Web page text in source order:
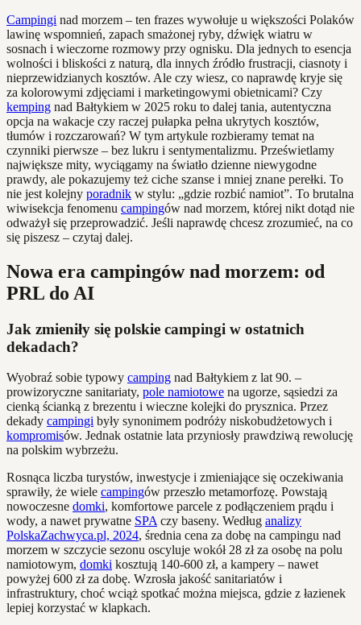
Campingi nad morzem – ten frazes wywołuje u większości Polaków
lawinę wspomnień, zapach smażonej ryby, dźwięk wiatru w
sosnach i wieczorne rozmowy przy ognisku. Dla jednych to esencja
wolności i bliskości z naturą, dla innych źródło frustracji, ciasnoty i
nieprzewidzianych kosztów. Ale czy wiesz, co naprawdę kryje się
za kolorowymi zdjęciami i marketingowymi obietnicami? Czy
kemping nad Bałtykiem w 2025 roku to dalej tania, autentyczna
opcja na wakacje czy raczej pułapka pełna ukrytych kosztów,
tłumów i rozczarowań? W tym artykule rozbieramy temat na
czynniki pierwsze – bez lukru i sentymentalizmu. Prześwietlamy
największe mity, wyciągamy na światło dzienne niewygodne
prawdy, ale pokazujemy też ciche szanse i mniej znane perełki. To
nie jest kolejny poradnik w stylu: „gdzie rozbić namiot”. To brutalna
wiwisekcja fenomenu campingów nad morzem, której nikt dotąd nie
odważył się przeprowadzić. Jeśli naprawdę chcesz zrozumieć, na co
się piszesz – czytaj dalej.
Nowa era campingów nad morzem: od
PRL do AI
Jak zmieniły się polskie campingi w ostatnich
dekadach?
Wyobraź sobie typowy camping nad Bałtykiem z lat 90. –
prowizoryczne sanitariaty, pole namiotowe na ugorze, sąsiedzi za
cienką ścianką z brezentu i wieczne kolejki do prysznica. Przez
dekady campingi były synonimem podróży niskobudżetowych i
kompromisów. Jednak ostatnie lata przyniosły prawdziwą rewolucję
na polskim wybrzeżu.
Rosnąca liczba turystów, inwestycje i zmieniające się oczekiwania
sprawiły, że wiele campingów przeszło metamorfozę. Powstają
nowoczesne domki, komfortowe parcele z podłączeniem prądu i
wody, a nawet prywatne SPA czy baseny. Według analizy
PolskaZachwyca.pl, 2024, średnia cena za dobę na campingu nad
morzem w szczycie sezonu oscyluje wokół 28 zł za osobę na polu
namiotowym, domki kosztują 140-600 zł, a kampery – nawet
powyżej 600 zł za dobę. Wzrosła jakość sanitariatów i
infrastruktury, choć wciąż spotkać można miejsca, gdzie z łazienek
lepiej korzystać w klapkach.